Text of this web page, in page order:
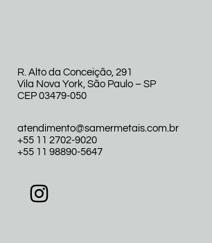
R. Alto da Conceição, 291
Vila Nova York, São Paulo – SP
CEP 03479-050
atendimento@samermetais.com.br
+55 11 2702-9020
+55 11 98890-5647